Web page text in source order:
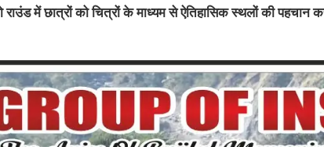
में छात्रों को चित्रों के माध्यम से ऐतिहासिक स्थलों की पहचान